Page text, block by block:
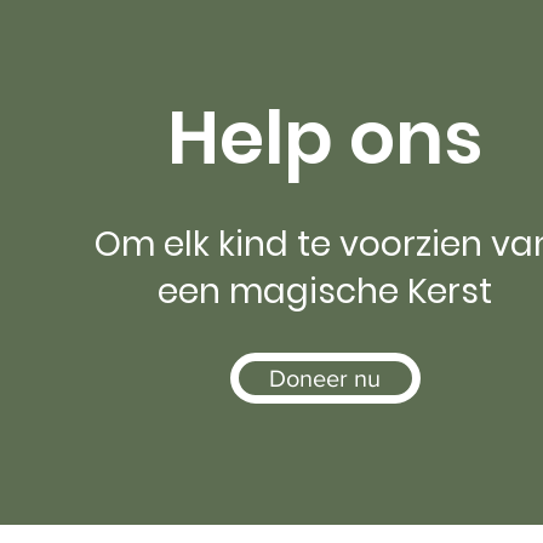
Help ons
Om elk kind te voorzien
een magische Kerst
Doneer nu